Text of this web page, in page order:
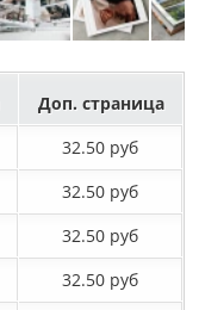
Доп. страница
32.50 руб
32.50 руб
32.50 руб
32.50 руб